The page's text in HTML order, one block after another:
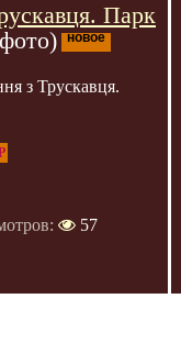
Парк
новое
з Трускавця.
57